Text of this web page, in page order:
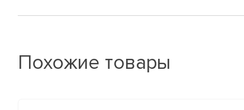
Похожие товары